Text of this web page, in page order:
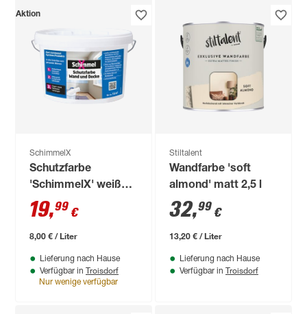
Aktion
SchimmelX
Schutzfarbe
'SchimmelX' weiß
für Wand und Decke
2,5 l
19,99 €
8,00 € / Liter
Lieferung nach Hause
Verfügbar in Troisdorf
Nur wenige verfügbar
Stiltalent
Wandfarbe 'soft
almond' matt 2,5 l
32,99 €
13,20 € / Liter
Lieferung nach Hause
Verfügbar in Troisdorf